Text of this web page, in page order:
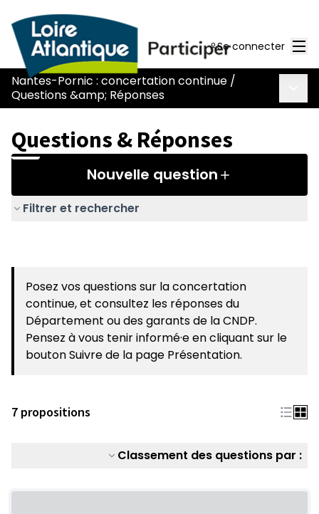
Se connecter
Nantes-Pornic : concertation continue /
Questions &amp; Réponses
Questions & Réponses
Nouvelle question
Filtrer et rechercher
Posez vos questions sur la concertation
continue, et consultez les réponses du
Département ou des garants de la CNDP.
Pensez à vous tenir informé·e en cliquant sur le
bouton Suivre de la page Présentation.
7 propositions
Classement des questions par :